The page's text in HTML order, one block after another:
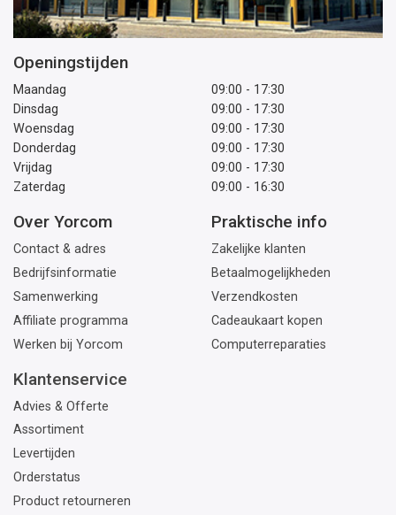
Openingstijden
Maandag
09:00 - 17:30
Dinsdag
09:00 - 17:30
Woensdag
09:00 - 17:30
Donderdag
09:00 - 17:30
Vrijdag
09:00 - 17:30
Zaterdag
09:00 - 16:30
Over Yorcom
Contact & adres
Bedrijfsinformatie
Samenwerking
Affiliate programma
Werken bij Yorcom
Praktische info
Zakelijke klanten
Betaalmogelijkheden
Verzendkosten
Cadeaukaart kopen
Computerreparaties
Klantenservice
Advies & Offerte
Assortiment
Levertijden
Orderstatus
Product retourneren